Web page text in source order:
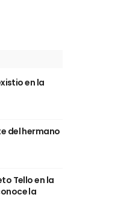
en la
del hermano
Tello en la
la